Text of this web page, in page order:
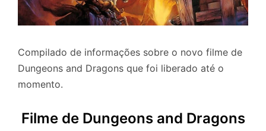
Compilado de informações sobre o novo filme de
Dungeons and Dragons que foi liberado até o
momento.
Filme de Dungeons and Dragons